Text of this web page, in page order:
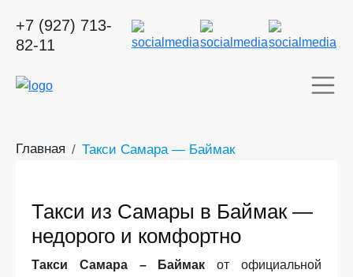
+7 (927) 713-
82-11
Главная Такси Самара — Баймак
Такси из Самары в Баймак —
недорого и комфортно
Такси Самара – Баймак от официальной